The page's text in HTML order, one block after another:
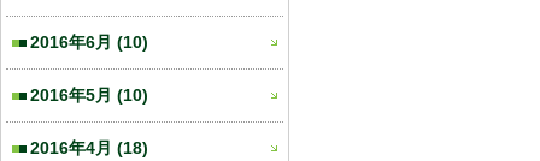
2016年6月 (10)
2016年5月 (10)
2016年4月 (18)